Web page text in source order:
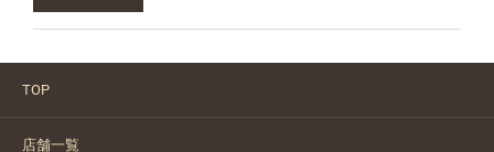
TOP
店舗一覧